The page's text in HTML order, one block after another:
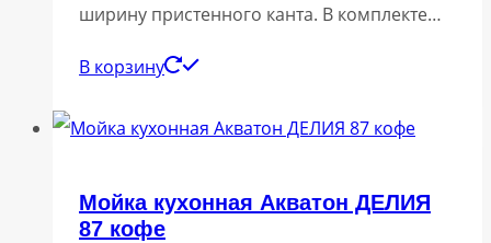
ширину пристенного канта. В комплекте…
В корзину
Мойка кухонная Акватон ДЕЛИЯ
87 кофе